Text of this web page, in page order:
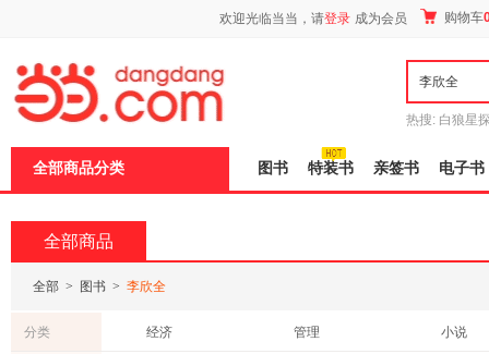
欢迎光临当当，请登录 成为会员 购物车
热搜: 白狼星
全部商品分类 图书 特装书 亲签书 电子书
全部商品
全部 > 图书 > 李欣全
分类 经济 管理
小说
页
加